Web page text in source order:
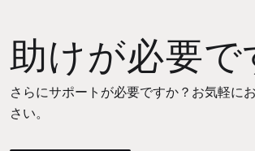
助けが必要で
さらにサポートが必要ですか？お気軽に
さい。